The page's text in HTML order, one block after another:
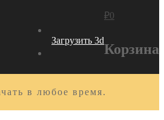
Загрузить 3d
₽0
Корзина
в любое время.